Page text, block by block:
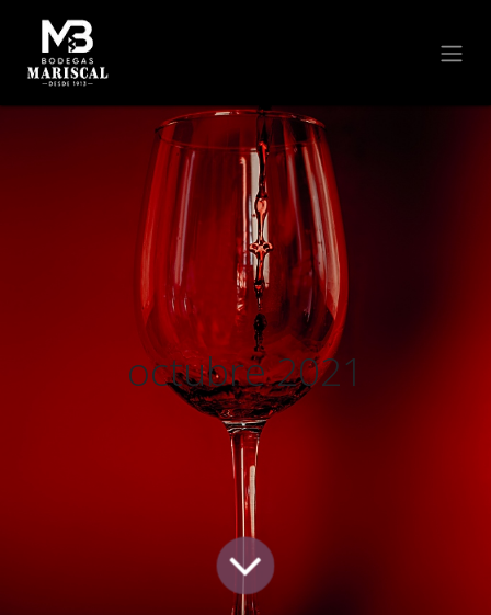
octubre 2021